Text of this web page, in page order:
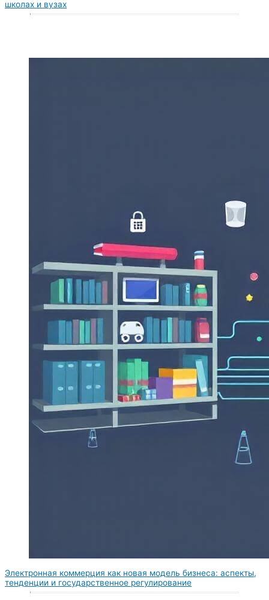
школах и вузах
Электронная коммерция как новая модель бизнеса: аспекты,
тенденции и государственное регулирование